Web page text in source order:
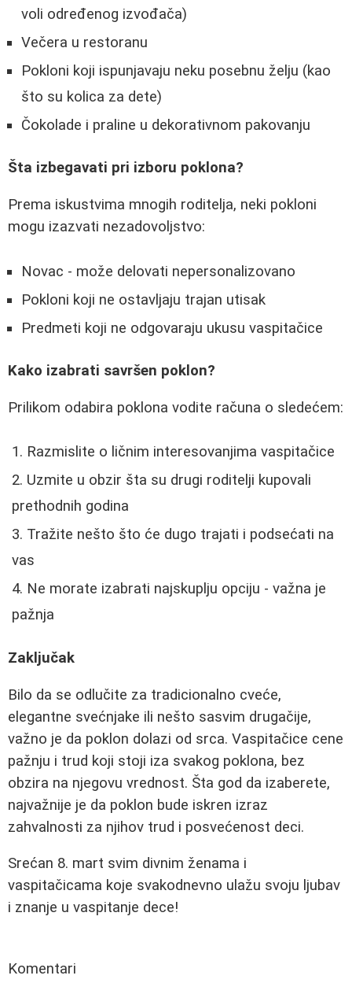
voli određenog izvođača)
Večera u restoranu
Pokloni koji ispunjavaju neku posebnu želju (kao
što su kolica za dete)
Čokolade i praline u dekorativnom pakovanju
Šta izbegavati pri izboru poklona?
Prema iskustvima mnogih roditelja, neki pokloni
mogu izazvati nezadovoljstvo:
Novac - može delovati nepersonalizovano
Pokloni koji ne ostavljaju trajan utisak
Predmeti koji ne odgovaraju ukusu vaspitačice
Kako izabrati savršen poklon?
Prilikom odabira poklona vodite računa o sledećem:
Razmislite o ličnim interesovanjima vaspitačice
Uzmite u obzir šta su drugi roditelji kupovali
prethodnih godina
Tražite nešto što će dugo trajati i podsećati na
vas
Ne morate izabrati najskuplju opciju - važna je
pažnja
Zaključak
Bilo da se odlučite za tradicionalno cveće,
elegantne svećnjake ili nešto sasvim drugačije,
važno je da poklon dolazi od srca. Vaspitačice cene
pažnju i trud koji stoji iza svakog poklona, bez
obzira na njegovu vrednost. Šta god da izaberete,
najvažnije je da poklon bude iskren izraz
zahvalnosti za njihov trud i posvećenost deci.
Srećan 8. mart svim divnim ženama i
vaspitačicama koje svakodnevno ulažu svoju ljubav
i znanje u vaspitanje dece!
Komentari